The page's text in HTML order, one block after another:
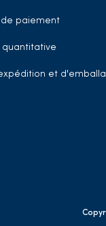
paiement
quantitative
et